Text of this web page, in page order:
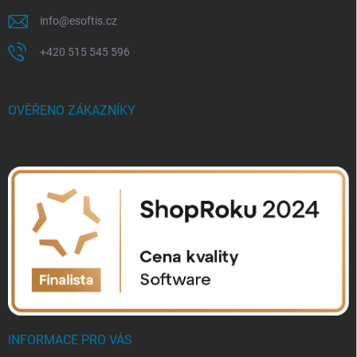
info@esoftis.cz
+420 515 545 596
OVĚŘENO ZÁKAZNÍKY
INFORMACE PRO VÁS